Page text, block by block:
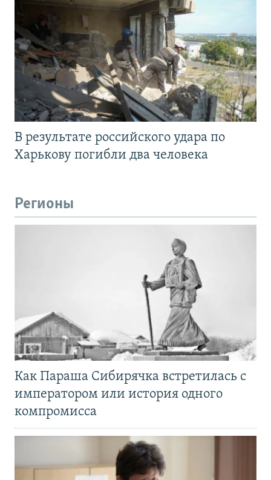
В результате российского удара по
Харькову погибли два человека
Регионы
Как Параша Сибирячка встретилась с
императором или история одного
компромисса